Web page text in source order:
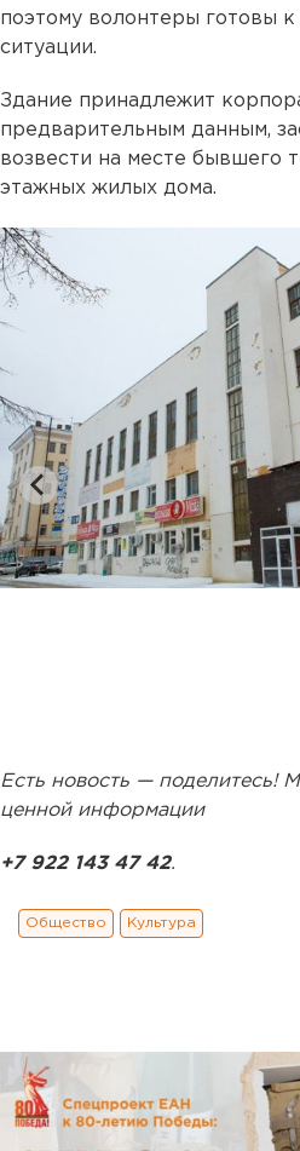
поэтому волонтеры готовы
ситуации.
Здание принадлежит
предварительным данным,
возвести на месте бывшего
этажных жилых дома.
Есть новость — поделитесь!
ценной информации
+7 922 143 47 42.
Общество Культура